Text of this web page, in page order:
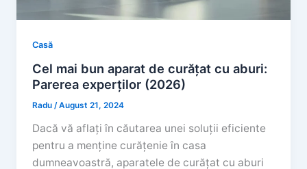
Casă
Cel mai bun aparat de curățat cu aburi:
Parerea experților (2026)
Radu/August 21, 2024
Dacă vă aflați în căutarea unei soluții eficiente
pentru a menține curățenie în casa
dumneavoastră, aparatele de curățat cu aburi